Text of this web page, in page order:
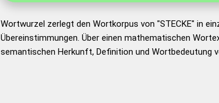
Wortwurzel zerlegt den Wortkorpus von "STECKE" in
Übereinstimmungen. Über einen mathematischen
semantischen Herkunft, Definition und Wortbedeutung